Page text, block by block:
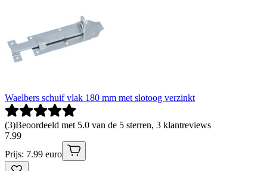
Waelbers schuif vlak 180 mm met slotoog verzinkt
(3)Beoordeeld met 5.0 van de 5 sterren, 3 klantreviews
7.99
Prijs: 7.99 euro